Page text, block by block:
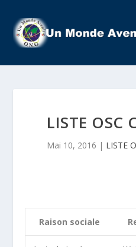
LISTE OSC
Mai 10, 2016 | LISTE
Raison sociale